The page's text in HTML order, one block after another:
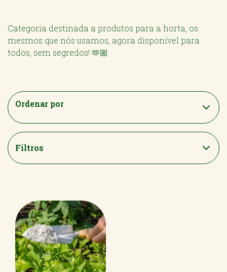
Categoria destinada a produtos para a horta, os
mesmos que nós usamos, agora disponível para
todos, sem segredos! 🫶🏼
Filtros
Ordenar por